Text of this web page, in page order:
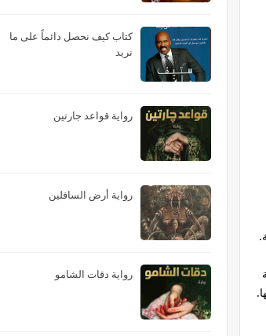
كتاب كيف نحصل دائماً على ما
نريد
رواية قواعد جارتين
رواية أرض السافلين
رواية دقات الشامو